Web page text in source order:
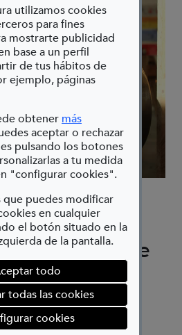
utilizamos cookies
para fines
mostrarte publicidad
base a un perfil
de tus hábitos de
ejemplo, páginas
obtener más
en nueva ventana)
aceptar o rechazar
pulsando los botones
a tu medida
"configurar cookies".
que puedes modificar
en cualquier
el botón situado en la
de la pantalla.
todo
todas las cookies
cookies(abre en ventana
de roble
cm